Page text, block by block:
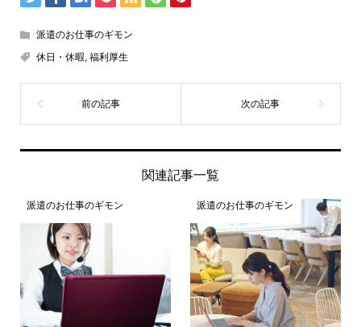
派遣のお仕事のギモン
休日・休暇, 福利厚生
関連記事一覧
派遣のお仕事のギモン 派遣のお仕事のギモン